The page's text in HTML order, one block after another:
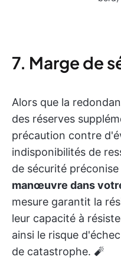
7. Marge de
Alors que la
des réserves
précaution contre
indisponibilités de
de sécurité
manœuvre dans
mesure garantit la
leur capacité à
ainsi le risque
de catastrophe. 🧨